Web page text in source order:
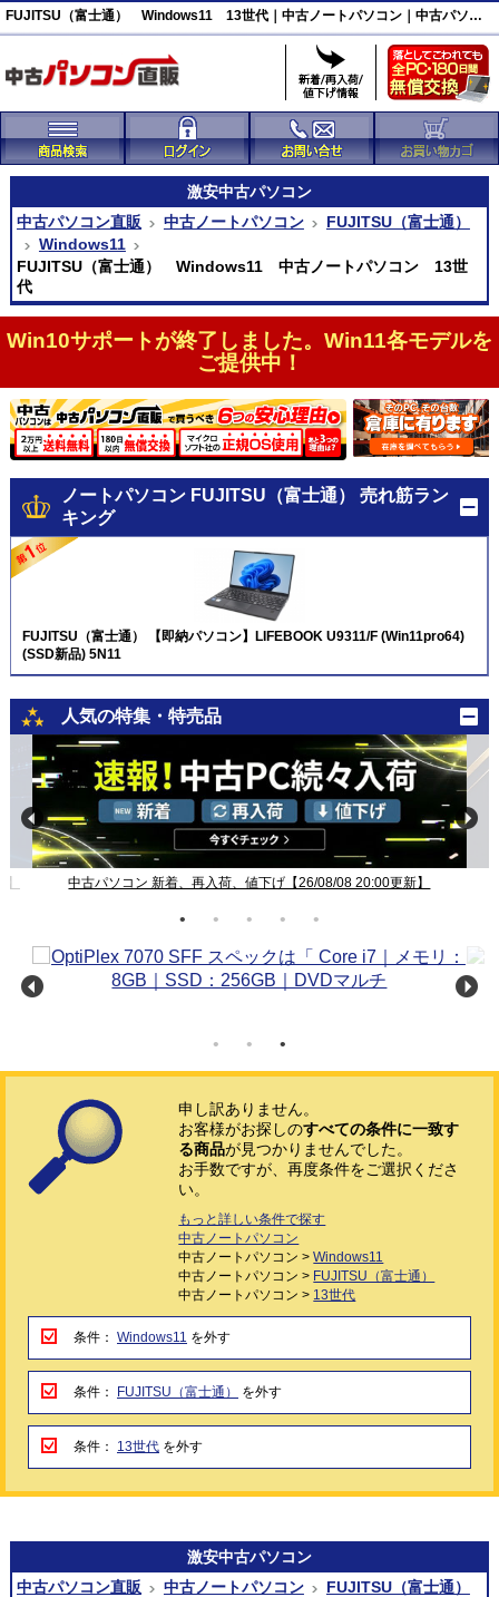
FUJITSU（富士通） Windows11 13世代｜中古ノートパソコン｜中古パソコン直販
激安中古パソコン
中古パソコン直販
中古ノートパソコン
FUJITSU（富士通）
Windows11
FUJITSU（富士通） Windows11 中古ノートパソコン 13世
代
Win10サポートが終了しました。Win11各モデルを
ご提供中！
ノートパソコン FUJITSU（富士通） 売れ筋ラン
キング
FUJITSU（富士通） 【即納パソコン】LIFEBOOK U9311/F (Win11pro64)
(SSD新品) 5N11
人気の特集・特売品
中古パソコン 新着、再入荷、値下げ【26/08/08 20:00更新】
申し訳ありません。
お客様がお探しのすべての条件に一致す
る商品が見つかりませんでした。
お手数ですが、再度条件をご選択くださ
い。
もっと詳しい条件で探す
中古ノートパソコン
中古ノートパソコン >Windows11
中古ノートパソコン > FUJITSU（富士通）
中古ノートパソコン > 13世代
条件： Windows11 を外す
条件： FUJITSU（富士通） を外す
条件： 13世代 を外す
激安中古パソコン
中古パソコン直販
中古ノートパソコン
FUJITSU（富士通）